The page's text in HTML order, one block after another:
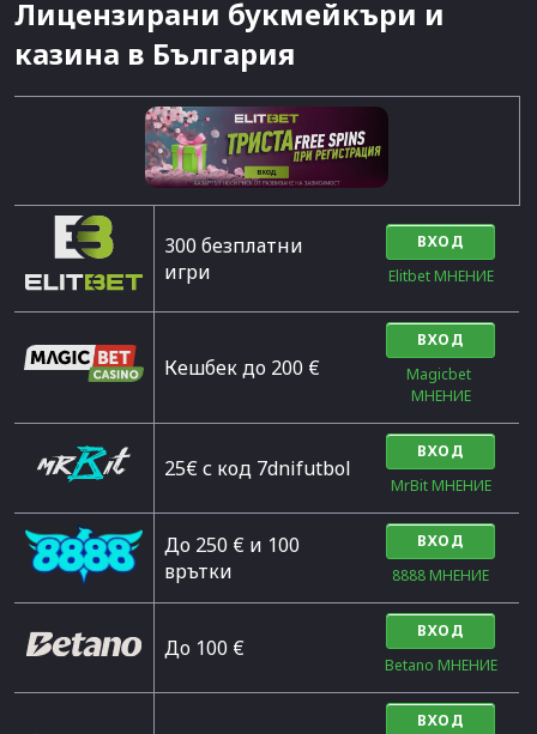
Лицензирани букмейкъри и
казина в България
300 безплатни
игри
ВХОД
Elitbet МНЕНИЕ
Кешбек до 200 €
ВХОД
Magicbet
МНЕНИЕ
25€ с код 7dnifutbol
ВХОД
MrBit МНЕНИЕ
До 250 € и 100
врътки
ВХОД
8888 МНЕНИЕ
Дo 100 €
ВХОД
Betano МНЕНИЕ
ВХОД